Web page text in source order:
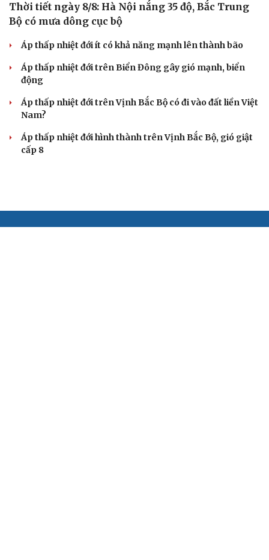
Thời tiết ngày 8/8: Hà Nội nắng 35 độ, Bắc Trung
Bộ có mưa dông cục bộ
Áp thấp nhiệt đới ít có khả năng mạnh lên thành bão
Áp thấp nhiệt đới trên Biển Đông gây gió mạnh, biển
động
Áp thấp nhiệt đới trên Vịnh Bắc Bộ có đi vào đất liền Việt
Nam?
Áp thấp nhiệt đới hình thành trên Vịnh Bắc Bộ, gió giật
cấp 8